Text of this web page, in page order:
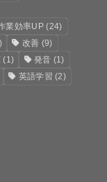
業効率UP(24)
改善 (9)
(1) 発音 (1)
英語学習 (2)